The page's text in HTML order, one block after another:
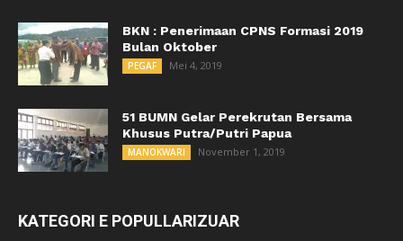
BKN : Penerimaan CPNS Formasi 2019
Bulan Oktober
PEGAF Mei 4, 2019
51 BUMN Gelar Perekrutan Bersama
Khusus Putra/Putri Papua
MANOKWARI November 1, 2019
KATEGORI E POPULLARIZUAR